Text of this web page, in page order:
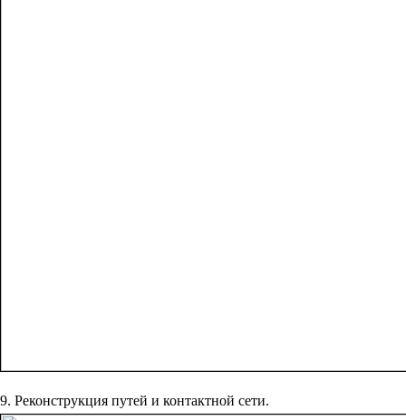
9. Реконструкция путей и контактной сети.